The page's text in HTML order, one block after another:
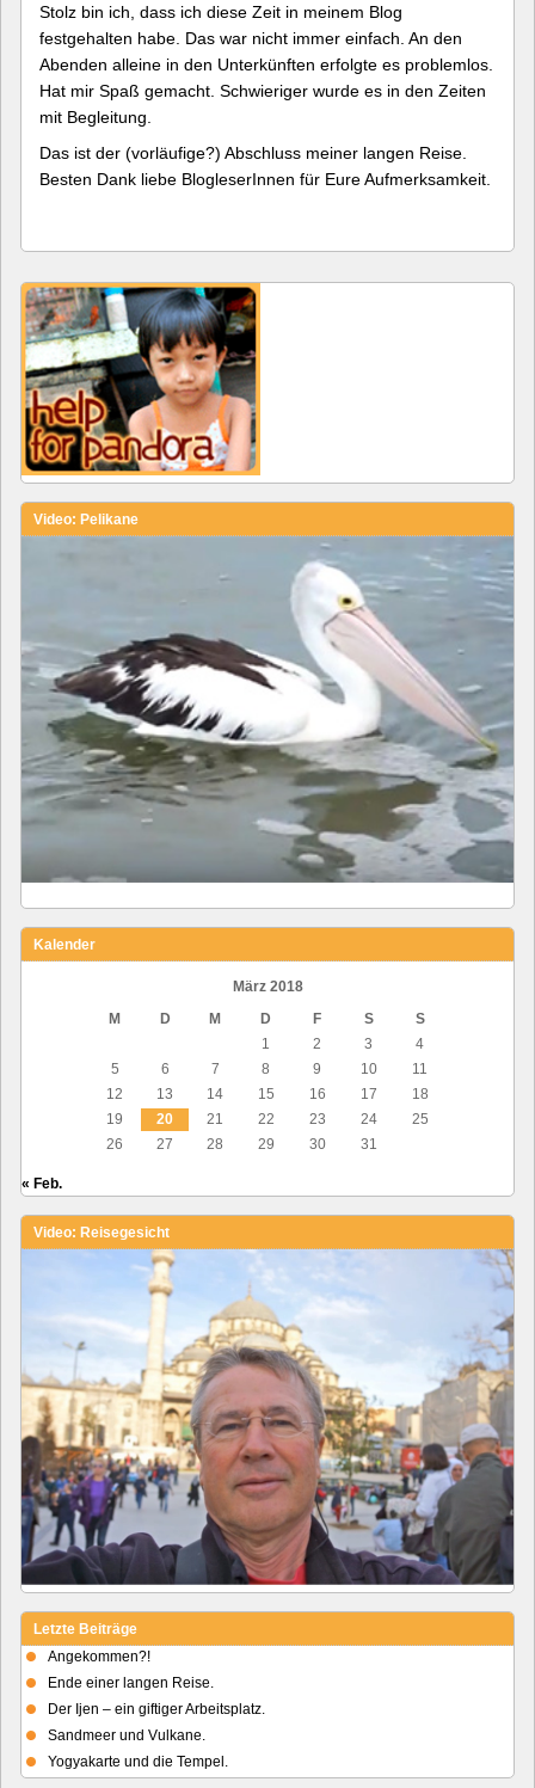
Stolz bin ich, dass ich diese Zeit in meinem Blog
festgehalten habe. Das war nicht immer einfach. An den
Abenden alleine in den Unterkünften erfolgte es problemlos.
Hat mir Spaß gemacht. Schwieriger wurde es in den Zeiten
mit Begleitung.
Das ist der (vorläufige?) Abschluss meiner langen Reise.
Besten Dank liebe BlogleserInnen für Eure Aufmerksamkeit.
Video: Pelikane
Kalender
März 2018
M
D M D F S
S
1
2 3
4
5
6 7 8 9 10
11
12
13 14 15 16 17
18
19
20 21 22 23 24
25
26
27 28 29 30 31
« Feb.
Video: Reisegesicht
Letzte Beiträge
Angekommen?!
Ende einer langen Reise.
Der Ijen – ein giftiger Arbeitsplatz.
Sandmeer und Vulkane.
Yogyakarte und die Tempel.